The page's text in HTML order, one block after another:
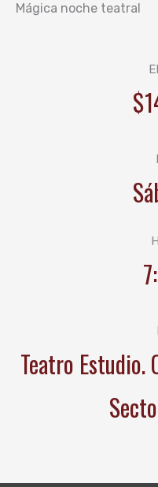
Mágica noche teatral
Teatro